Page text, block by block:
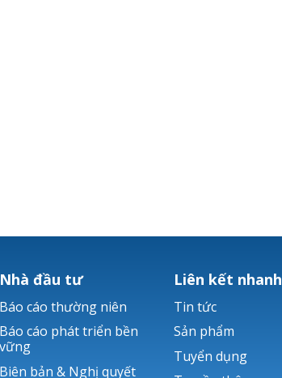
Nhà đầu tư
Báo cáo thường niên
Báo cáo phát triển bền
vững
Biên bản & Nghị quyết
Liên kết nhanh
Tin tức
Sản phẩm
Tuyển dụng